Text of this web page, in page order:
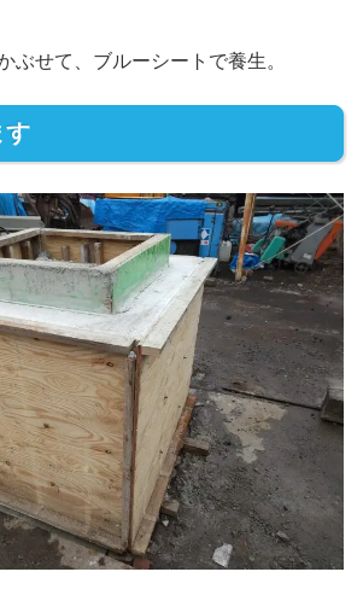
ぶせて、ブルーシートで養生。
す